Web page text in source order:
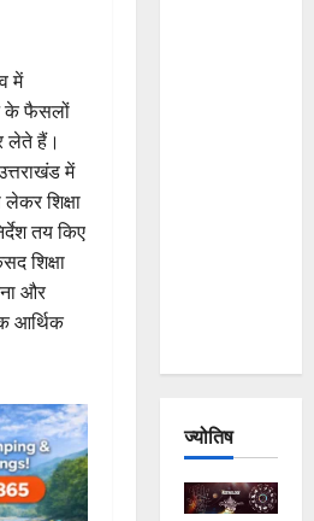
में
के फैसलों
लेते हैं।
में
शिक्षा
तय किए
शिक्षा
और
आर्थिक
ज्योतिष